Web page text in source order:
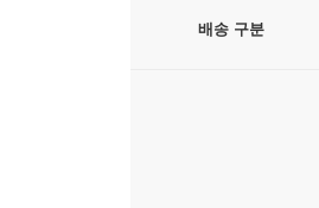
배송 구분